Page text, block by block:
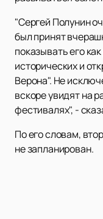
"Сергей Полунин
был принят
показывать его
исторических и
Верона". Не
вскоре увидят на
фестивалях", -
По его словам,
не запланирован.